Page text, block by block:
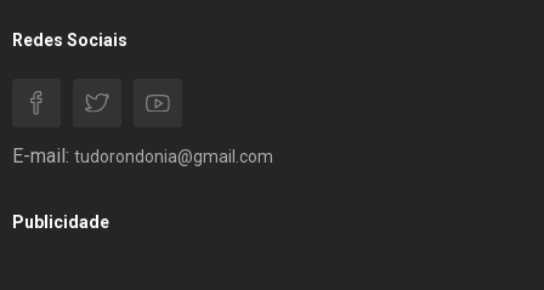
Redes Sociais
E-mail: tudorondonia@gmail.com
Publicidade